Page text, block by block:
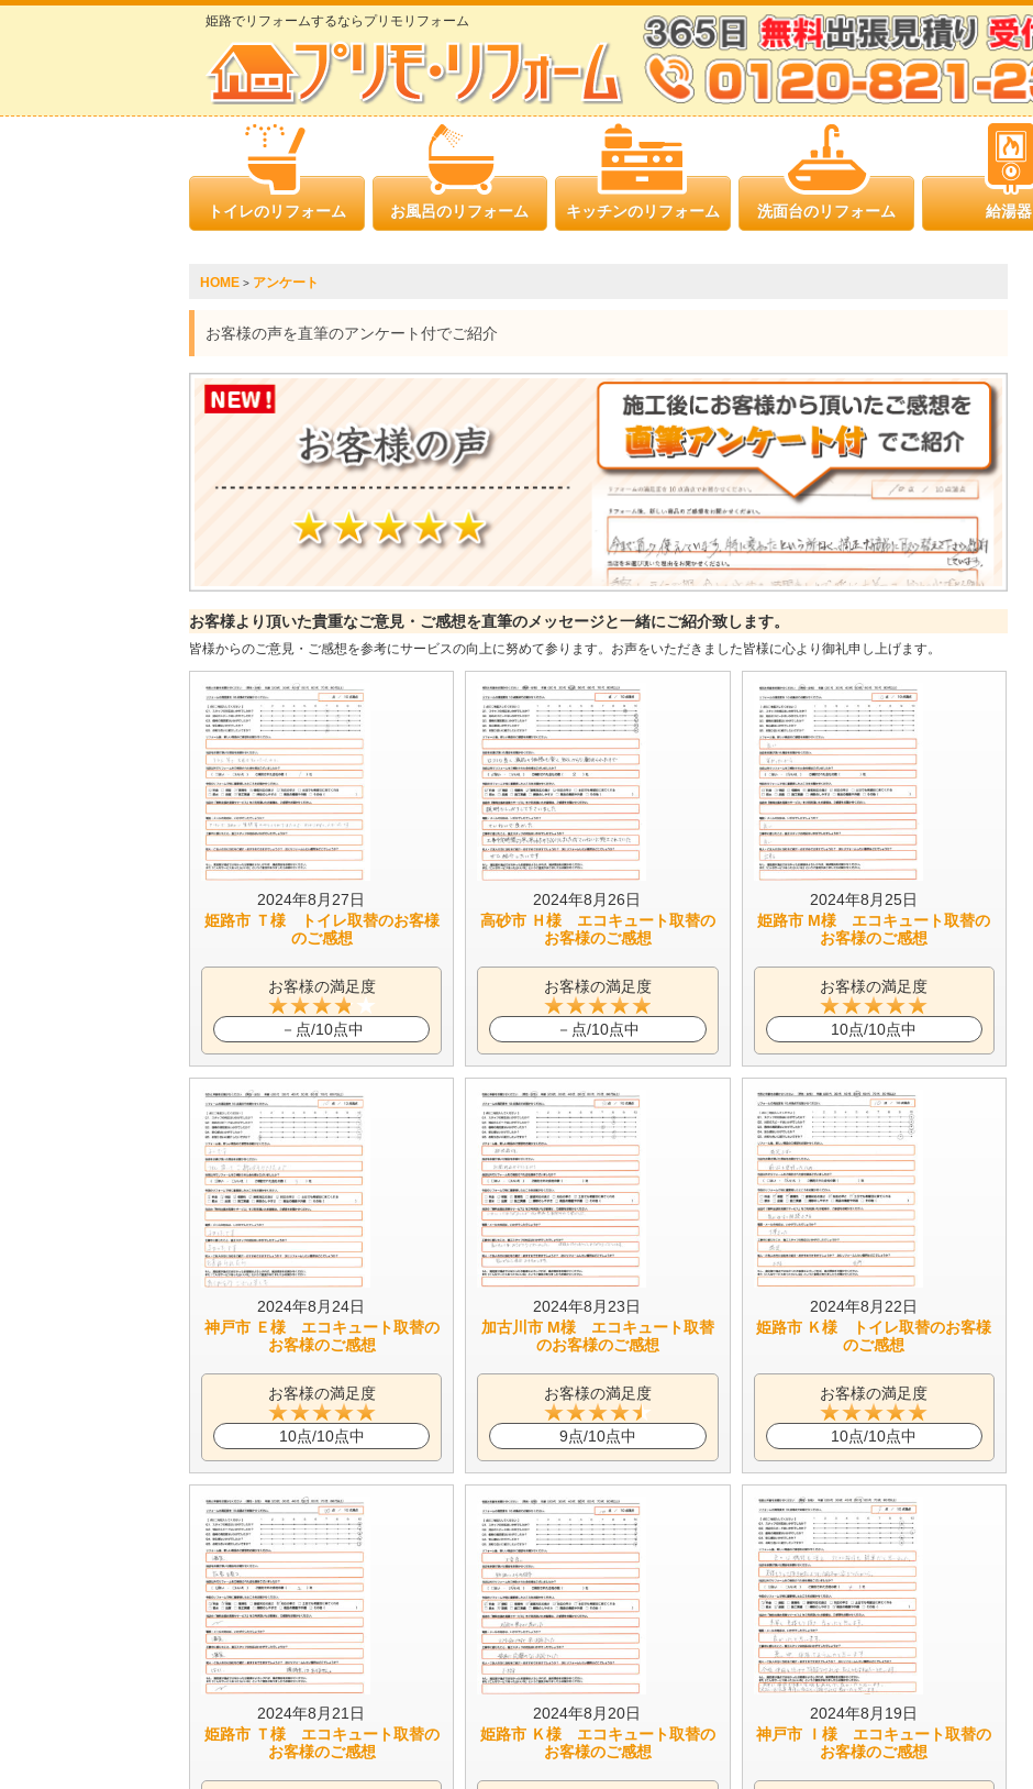
姫路でリフォームするならプリモリフォーム
トイレのリフォーム お風呂のリフォーム キッチンのリフォーム 洗面台のリフォーム 給湯器
HOME > アンケート
お客様の声を直筆のアンケート付でご紹介
お客様より頂いた貴重なご意見・ご感想を直筆のメッセージと一緒にご紹介致します。
皆様からのご意見・ご感想を参考にサービスの向上に努めて参ります。お声をいただきました皆様に心より御礼申し上げます。
2024年8月27日
姫路市 Ｔ様 トイレ取替のお客様
のご感想
お客様の満足度
－点/10点中
2024年8月26日
高砂市 Ｈ様 エコキュート取替の
お客様のご感想
お客様の満足度
－点/10点中
2024年8月25日
姫路市 M様 エコキュート取替の
お客様のご感想
お客様の満足度
10点/10点中
2024年8月24日
神戸市 Ｅ様 エコキュート取替の
お客様のご感想
お客様の満足度
10点/10点中
2024年8月23日
加古川市 M様 エコキュート取替
のお客様のご感想
お客様の満足度
9点/10点中
2024年8月22日
姫路市 Ｋ様 トイレ取替のお客様
のご感想
お客様の満足度
10点/10点中
2024年8月21日
姫路市 Ｔ様 エコキュート取替の
お客様のご感想
2024年8月20日
姫路市 Ｋ様 エコキュート取替の
お客様のご感想
2024年8月19日
神戸市 Ｉ様 エコキュート取替の
お客様のご感想